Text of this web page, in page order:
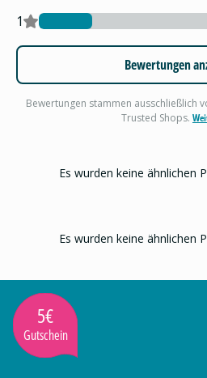
1
Bewertungen
Bewertungen stammen ausschließlich
Trusted Shops.
Es wurden keine ähnlichen
Es wurden keine ähnlichen
5€
Gutschein